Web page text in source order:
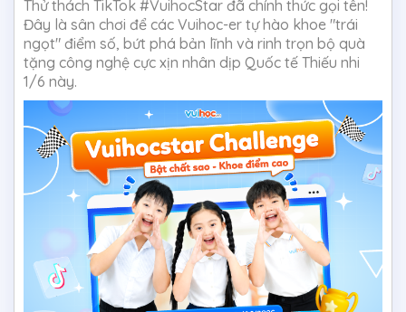
Thử thách TikTok #VuihocStar đã chính thức gọi tên!
Đây là sân chơi để các Vuihoc-er tự hào khoe "trái
ngọt" điểm số, bứt phá bản lĩnh và rinh trọn bộ quà
tặng công nghệ cực xịn nhân dịp Quốc tế Thiếu nhi
1/6 này.